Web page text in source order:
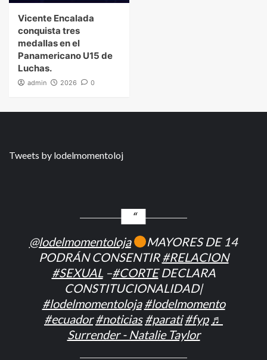
Vicente Encalada
conquista tres
medallas en el
Panamericano U15 de
Luchas.
admin 2026 0
Tweets by lodelmomentoloj
@lodelmomentoloja
MAYORES DE 14
PODRÁN CONSENTIR#RELACION
#SEXUAL–#CORTEDECLARA
CONSTITUCIONALIDAD|
#lodelmomentoloja #lodelmomento
#ecuador #noticias #parati #fyp ♬
Surrender - Natalie Taylor